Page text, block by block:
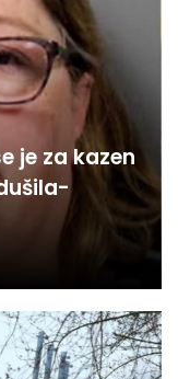
je za kazen